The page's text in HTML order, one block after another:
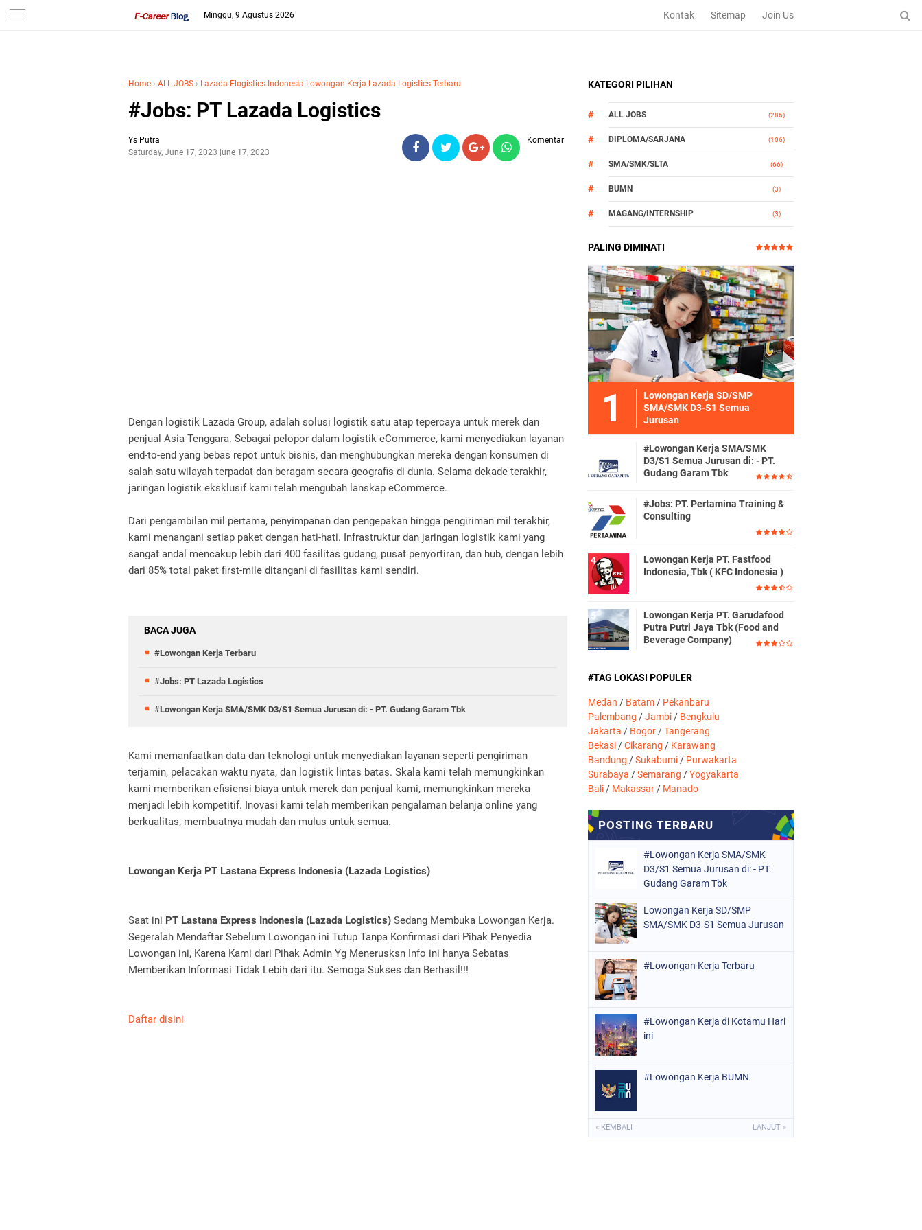
-->
Minggu, 9 Agustus 2026 Kontak Sitemap Join Us
Home › ALL JOBS › Lazada Elogistics Indonesia Lowongan Kerja Lazada Logistics Terbaru
#Jobs: PT Lazada Logistics
Ys Putra
Saturday, June 17, 2023 June 17, 2023
Komentar
Dengan logistik Lazada Group, adalah solusi logistik satu atap tepercaya untuk merek dan
penjual Asia Tenggara. Sebagai pelopor dalam logistik eCommerce, kami menyediakan layanan
end-to-end yang bebas repot untuk bisnis, dan menghubungkan mereka dengan konsumen di
salah satu wilayah terpadat dan beragam secara geografis di dunia. Selama dekade terakhir,
jaringan logistik eksklusif kami telah mengubah lanskap eCommerce.
Dari pengambilan mil pertama, penyimpanan dan pengepakan hingga pengiriman mil terakhir,
kami menangani setiap paket dengan hati-hati. Infrastruktur dan jaringan logistik kami yang
sangat andal mencakup lebih dari 400 fasilitas gudang, pusat penyortiran, dan hub, dengan lebih
dari 85% total paket first-mile ditangani di fasilitas kami sendiri.
BACA JUGA
#Lowongan Kerja Terbaru
#Jobs: PT Lazada Logistics
#Lowongan Kerja SMA/SMK D3/S1 Semua Jurusan di: - PT. Gudang Garam Tbk
Kami memanfaatkan data dan teknologi untuk menyediakan layanan seperti pengiriman
terjamin, pelacakan waktu nyata, dan logistik lintas batas. Skala kami telah memungkinkan
kami memberikan efisiensi biaya untuk merek dan penjual kami, memungkinkan mereka
menjadi lebih kompetitif. Inovasi kami telah memberikan pengalaman belanja online yang
berkualitas, membuatnya mudah dan mulus untuk semua.
Lowongan Kerja PT Lastana Express Indonesia (Lazada Logistics)
Saat ini PT Lastana Express Indonesia (Lazada Logistics) Sedang Membuka Lowongan Kerja.
Segeralah Mendaftar Sebelum Lowongan ini Tutup Tanpa Konfirmasi dari Pihak Penyedia
Lowongan ini, Karena Kami dari Pihak Admin Yg Menerusksn Info ini hanya Sebatas
Memberikan Informasi Tidak Lebih dari itu. Semoga Sukses dan Berhasil!!!
Daftar disini
KATEGORI PILIHAN
ALL JOBS (286)
DIPLOMA/SARJANA (106)
SMA/SMK/SLTA (66)
BUMN (3)
MAGANG/INTERNSHIP (3)
PALING DIMINATI
Lowongan Kerja SD/SMP
SMA/SMK D3-S1 Semua
Jurusan
#Lowongan Kerja SMA/SMK
D3/S1 Semua Jurusan di: - PT.
Gudang Garam Tbk
#Jobs: PT. Pertamina Training &
Consulting
Lowongan Kerja PT. Fastfood
Indonesia, Tbk ( KFC Indonesia )
Lowongan Kerja PT. Garudafood
Putra Putri Jaya Tbk (Food and
Beverage Company)
#TAG LOKASI POPULER
Medan / Batam / Pekanbaru
Palembang /Jambi / Bengkulu
Jakarta / Bogor /Tangerang
Bekasi /Cikarang / Karawang
Bandung /Sukabumi / Purwakarta
Surabaya /Semarang /Yogyakarta
Bali / Makassar / Manado
#Lowongan Kerja SMA/SMK
D3/S1 Semua Jurusan di: - PT.
Gudang Garam Tbk
Lowongan Kerja SD/SMP
SMA/SMK D3-S1 Semua Jurusan
#Lowongan Kerja Terbaru
#Lowongan Kerja di Kotamu Hari
ini
#Lowongan Kerja BUMN
« KEMBALI LANJUT »